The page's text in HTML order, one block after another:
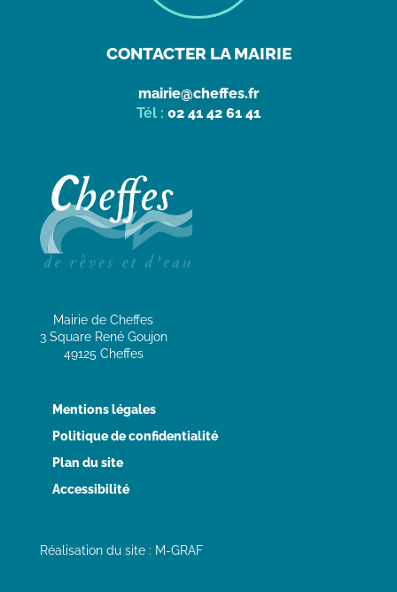
CONTACTER LA MAIRIE
mairie@cheffes.fr
Tél : 02 41 42 61 41
Mairie de Cheffes
3 Square René Goujon
49125 Cheffes
Mentions légales
Politique de confidentialité
Plan du site
Accessibilité
Réalisation du site : M-GRAF